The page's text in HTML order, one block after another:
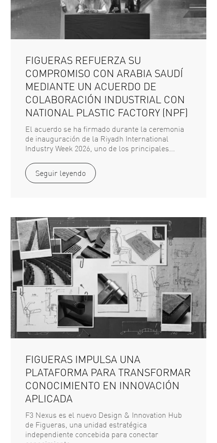
FIGUERAS REFUERZA SU
COMPROMISO CON ARABIA SAUDÍ
MEDIANTE UN ACUERDO DE
COLABORACIÓN INDUSTRIAL CON
NATIONAL PLASTIC FACTORY (NPF)
El acuerdo se ha firmado durante la ceremonia
de inauguración de la Riyadh International
Industry Week 2026, uno de los principales...
Seguir leyendo
FIGUERAS IMPULSA UNA
PLATAFORMA PARA TRANSFORMAR
CONOCIMIENTO EN INNOVACIÓN
APLICADA
F3 Nexus es el nuevo Design & Innovation Hub
de Figueras, una unidad estratégica
independiente concebida para conectar